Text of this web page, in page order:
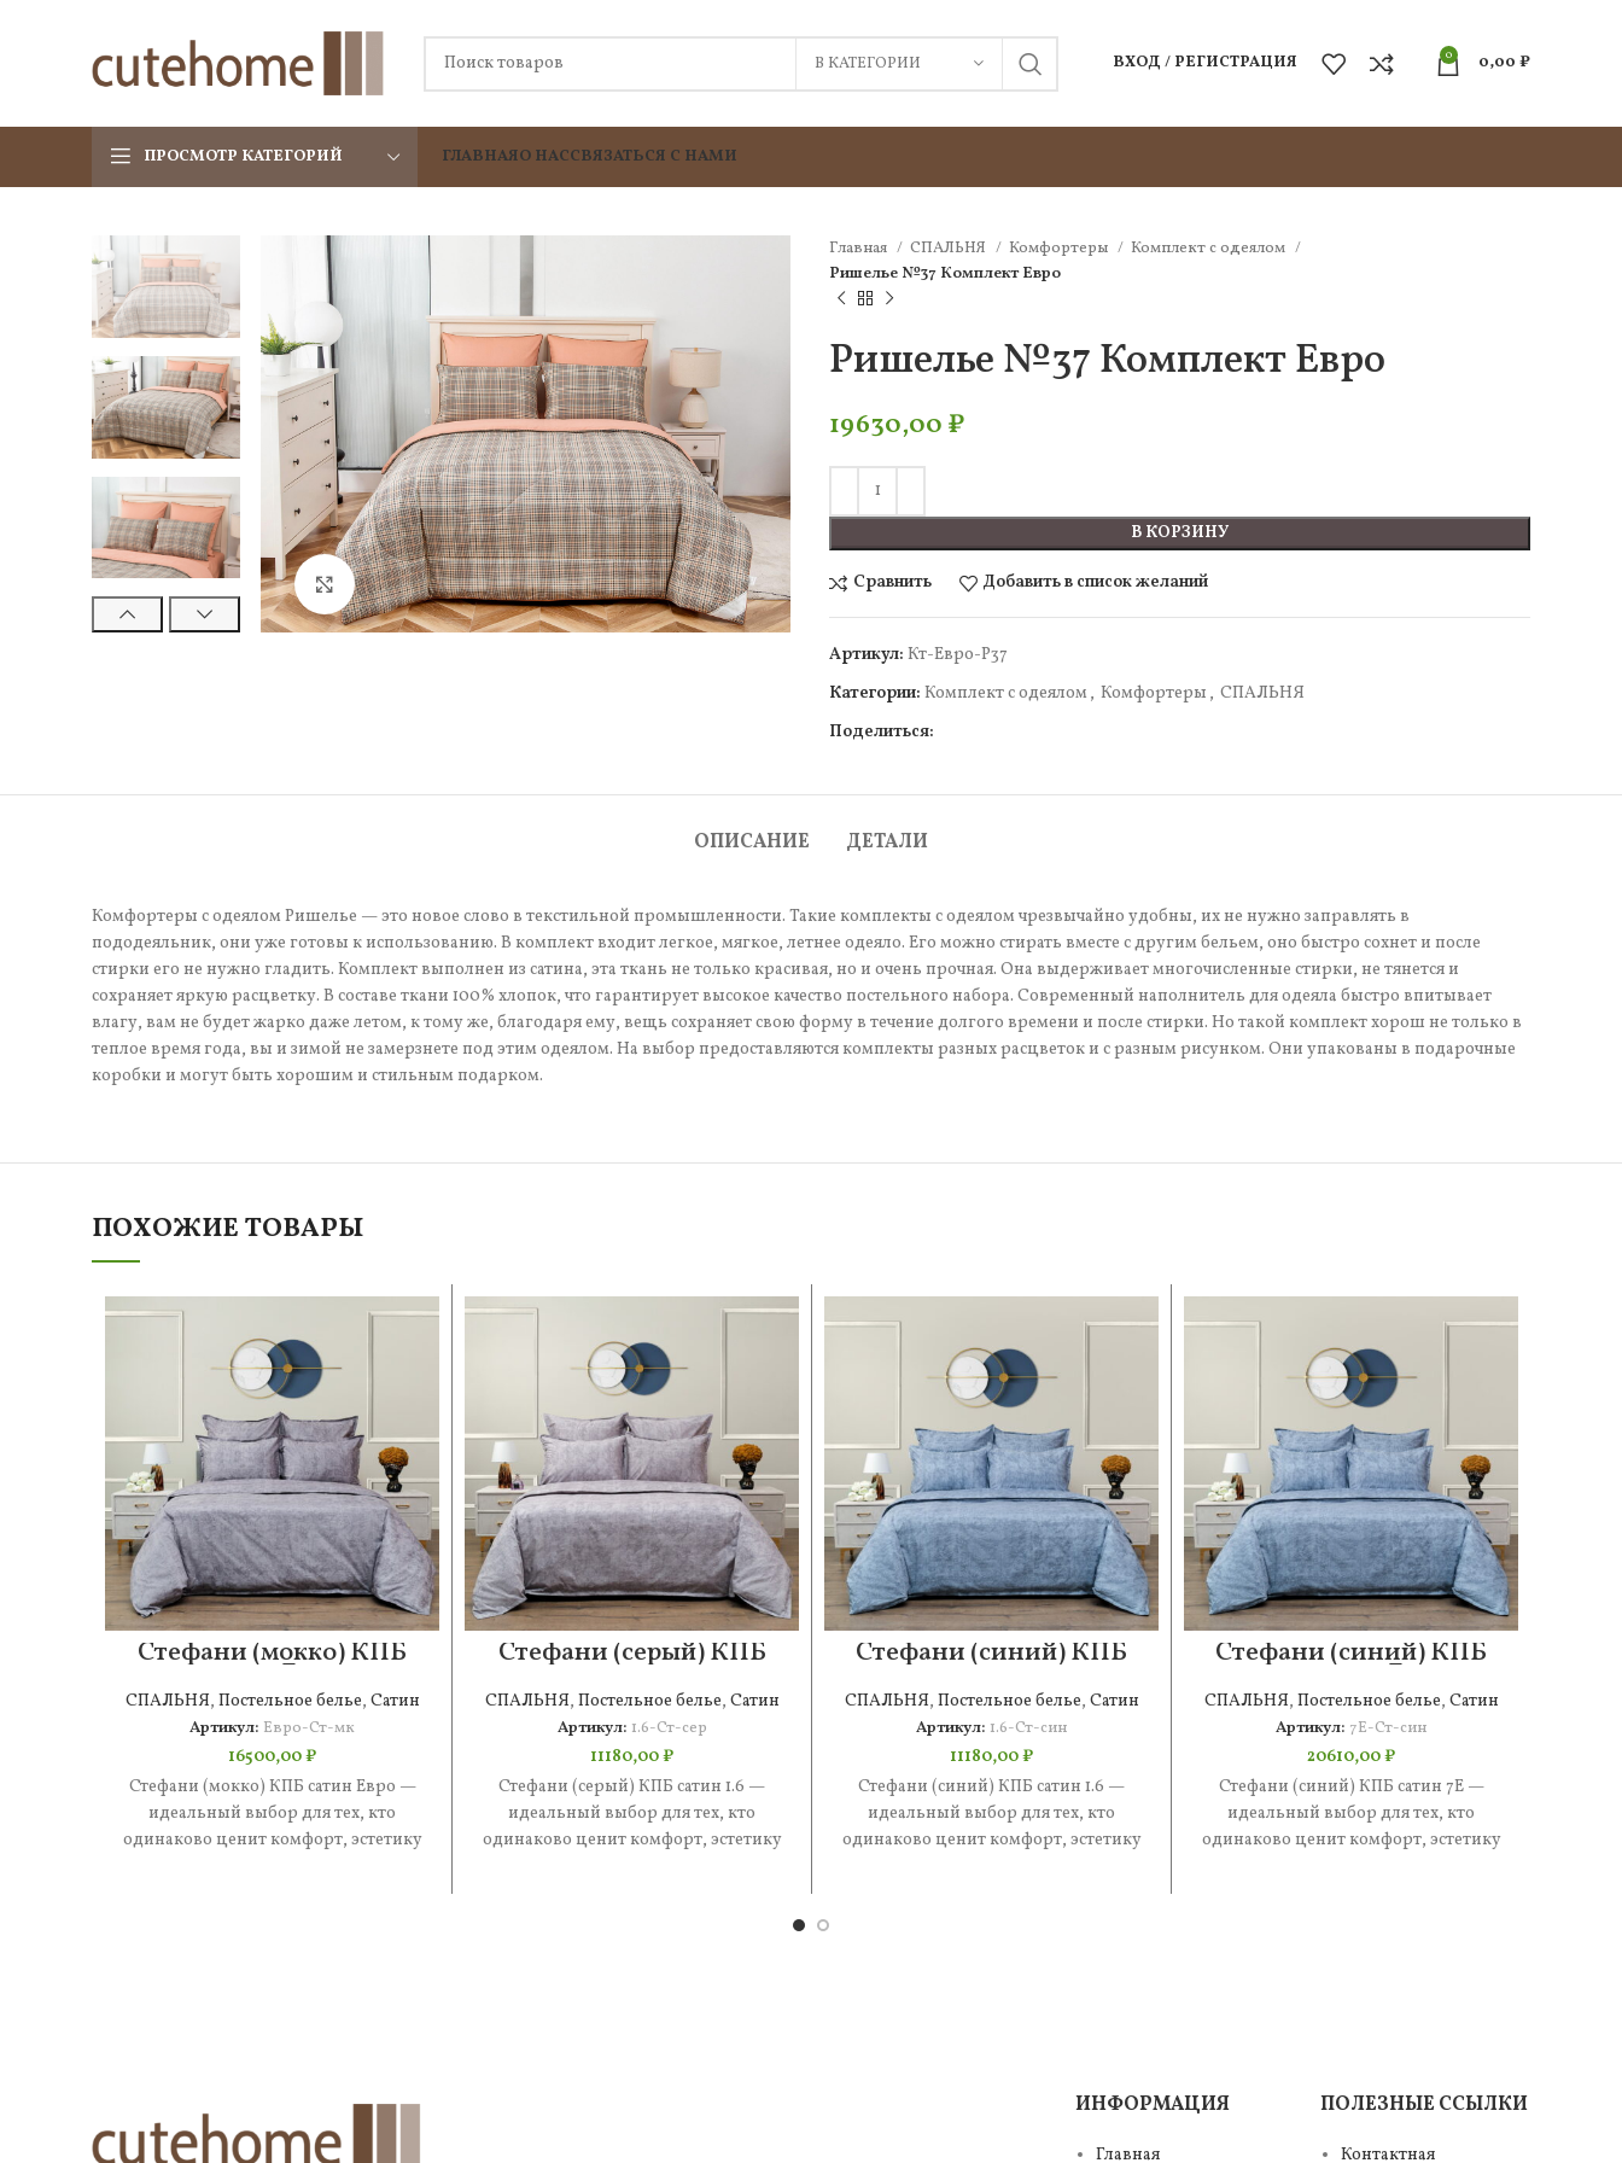
В КАТЕГОРИИ ВХОД / РЕГИСТРАЦИЯ 0 0,00 ₽
ПРОСМОТР КАТЕГОРИЙ ГЛАВНАЯО НАССВЯЗАТЬСЯ С НАМИ
Нажмите, чтобы увеличить
Главная СПАЛЬНЯ Комфортеры
Комплект c одеялом
Ришелье №37 Комплект Евро
Ришелье №37 Комплект Евро
19630,00₽
В КОРЗИНУ
Сравнить Добавить в список желаний
Артикул: Кт-Евро-Р37
Категории: Комплект c одеялом , Комфортеры , СПАЛЬНЯ
Поделиться:
ОПИСАНИЕ ДЕТАЛИ
Комфортеры с одеялом Ришелье — это новое слово в текстильной промышленности. Такие комплекты с одеялом чрезвычайно удобны, их не нужно заправлять в
пододеяльник, они уже готовы к использованию. В комплект входит легкое, мягкое, летнее одеяло. Его можно стирать вместе с другим бельем, оно быстро сохнет и после
стирки его не нужно гладить. Комплект выполнен из сатина, эта ткань не только красивая, но и очень прочная. Она выдерживает многочисленные стирки, не тянется и
сохраняет яркую расцветку. В составе ткани 100% хлопок, что гарантирует высокое качество постельного набора. Современный наполнитель для одеяла быстро впитывает
влагу, вам не будет жарко даже летом, к тому же, благодаря ему, вещь сохраняет свою форму в течение долгого времени и после стирки. Но такой комплект хорош не только в
теплое время года, вы и зимой не замерзнете под этим одеялом. На выбор предоставляются комплекты разных расцветок и с разным рисунком. Они упакованы в подарочные
коробки и могут быть хорошим и стильным подарком.
ПОХОЖИЕ ТОВАРЫ
Стефани (мокко) КПБ
сатин Евро
СПАЛЬНЯ, Постельное белье, Сатин
Артикул: Евро-Ст-мк
16500,00₽
Стефани (мокко) КПБ сатин Евро —
идеальный выбор для тех, кто
одинаково ценит комфорт, эстетику
Стефани (серый) КПБ
сатин 1.6
СПАЛЬНЯ, Постельное белье, Сатин
Артикул: 1.6-Ст-сер
11180,00₽
Стефани (серый) КПБ сатин 1.6 —
идеальный выбор для тех, кто
одинаково ценит комфорт, эстетику
Стефани (синий) КПБ
сатин 1.6
СПАЛЬНЯ, Постельное белье, Сатин
Артикул: 1.6-Ст-син
11180,00₽
Стефани (синий) КПБ сатин 1.6 —
идеальный выбор для тех, кто
одинаково ценит комфорт, эстетику
Стефани (синий) КПБ
сатин 7Е
СПАЛЬНЯ, Постельное белье, Сатин
Артикул: 7Е-Ст-син
20610,00₽
Стефани (синий) КПБ сатин 7Е —
идеальный выбор для тех, кто
одинаково ценит комфорт, эстетику
ИНФОРМАЦИЯ
Главная
ПОЛЕЗНЫЕ ССЫЛКИ
Контактная